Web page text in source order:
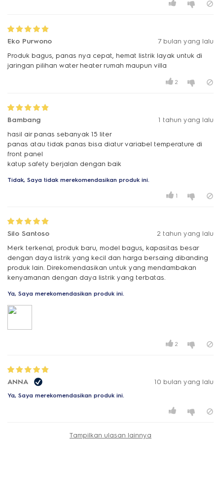
Eko Purwono
7 bulan yang lalu
Produk bagus, panas nya cepat, hemat listrik layak untuk di
jaringan pilihan water heater rumah maupun villa
2
Bambang
1 tahun yang lalu
hasil air panas sebanyak 15 liter
panas atau tidak panas bisa diatur variabel temperature di
front panel
katup safety berjalan dengan baik
Tidak, Saya tidak merekomendasikan produk ini.
1
Silo Santoso
2 tahun yang lalu
Merk terkenal, produk baru, model bagus, kapasitas besar
dengan daya listrik yang kecil dan harga bersaing dibanding
produk lain. Direkomendasikan untuk yang mendambakan
kenyamanan dengan daya listrik yang terbatas.
Ya, Saya merekomendasikan produk ini.
2
ANNA 10 bulan yang lalu
Ya, Saya merekomendasikan produk ini.
Tampilkan ulasan lainnya